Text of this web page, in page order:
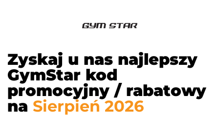
Zyskaj u nas najlepszy
GymStar kod
promocyjny / rabatowy
na Sierpień 2026